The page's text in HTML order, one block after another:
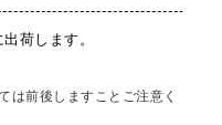
荷します。
は前後しますことご注意く